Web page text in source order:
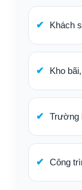
Khách
Kho
Trường
Công